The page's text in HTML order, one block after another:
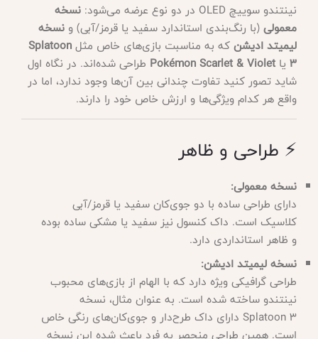
نینتندو سوییچ OLED در دو نوع عرضه می‌شود:
نسخه
معمولی(با رنگ‌بندی استاندارد سفید یا قرمز/آبی) و نسخه
لیمیتد ادیشنکه به مناسبت بازی‌های خاص مثلSplatoon
3 یا Pokémon Scarlet & Violet طراحی شده‌اند. در نگاه اول
شاید تصور کنید تفاوت چندانی بین آن‌ها وجود ندارد، اما در
واقع هر کدام ویژگی‌ها و ارزش خاص خود را دارند.
⚡ طراحی و ظاهر
نسخه معمولی:
دارای طراحی ساده با دو جوی‌کان سفید یا قرمز/آبی
کلاسیک است. داک کنسول نیز سفید یا مشکی ساده بوده
و ظاهر استانداردی دارد.
نسخه لیمیتد ادیشن:
طراحی گرافیکی ویژه دارد که با الهام از بازی‌های محبوب
نینتندو ساخته شده است. به عنوان مثال، نسخه
Splatoon 3 دارای داک طرح‌دار و جوی‌کان‌های رنگی خاص